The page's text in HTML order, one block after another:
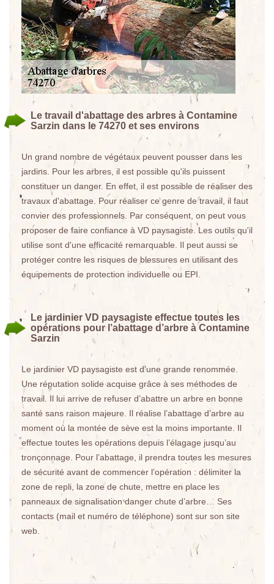
Le travail d'abattage des arbres à Contamine
Sarzin dans le 74270 et ses environs
Un grand nombre de végétaux peuvent pousser dans les
jardins. Pour les arbres, il est possible qu'ils puissent
constituer un danger. En effet, il est possible de réaliser des
travaux d'abattage. Pour réaliser ce genre de travail, il faut
convier des professionnels. Par conséquent, on peut vous
proposer de faire confiance à VD paysagiste. Les outils qu'il
utilise sont d'une efficacité remarquable. Il peut aussi se
protéger contre les risques de blessures en utilisant des
équipements de protection individuelle ou EPI.
Le jardinier VD paysagiste effectue toutes les
opérations pour l’abattage d’arbre à Contamine
Sarzin
Le jardinier VD paysagiste est d’une grande renommée.
Une réputation solide acquise grâce à ses méthodes de
travail. Il lui arrive de refuser d’abattre un arbre en bonne
santé sans raison majeure. Il réalise l’abattage d’arbre au
moment où la montée de sève est la moins importante. Il
effectue toutes les opérations depuis l’élagage jusqu’au
tronçonnage. Pour l’abattage, il prendra toutes les mesures
de sécurité avant de commencer l’opération : délimiter la
zone de repli, la zone de chute, mettre en place les
panneaux de signalisation danger chute d’arbre… Ses
contacts (mail et numéro de téléphone) sont sur son site
web.